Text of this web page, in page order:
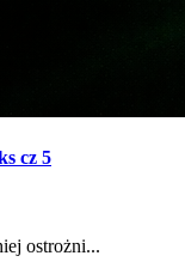
cz 5
ostrożni...